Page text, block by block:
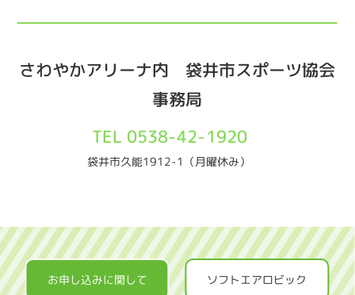
さわやかアリーナ内 袋井市スポーツ協会
事務局
TEL 0538-42-1920
袋井市久能1912-1（月曜休み）
お申し込みに関して ソフトエアロビック